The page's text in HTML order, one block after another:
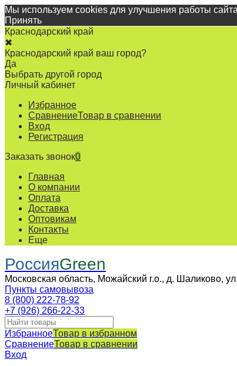
Мы используем cookies для улучшения работы
Принять
Краснодарский край
✖
Краснодарский край ваш город?
Да
Выбрать другой город
Личный кабинет
Избранное
СравнениеТовар в сравнении
Вход
Регистрация
Заказать звонок0
Главная
О компании
Оплата
Доставка
Оптовикам
Контакты
Еще
РоссияGreen
Московская область, Можайский г.о., д. Шаликово,
Пункты самовывоза
8 (800) 222-78-92
+7 (926) 266-22-33
ИзбранноеТовар в избранном
СравнениеТовар в сравнении
Вход